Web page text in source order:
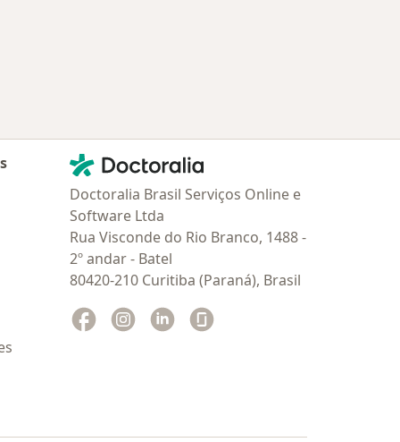
Contato
Doctoralia - Homepage
Doctoralia Brasil Serviços Online e
Software Ltda
Rua Visconde do Rio Branco, 1488 -
2º andar - Batel
80420-210 Curitiba (Paraná), Brasil
Facebook
abre num novo separador
Instagram
abre num novo separador
Linkedin
abre num novo separador